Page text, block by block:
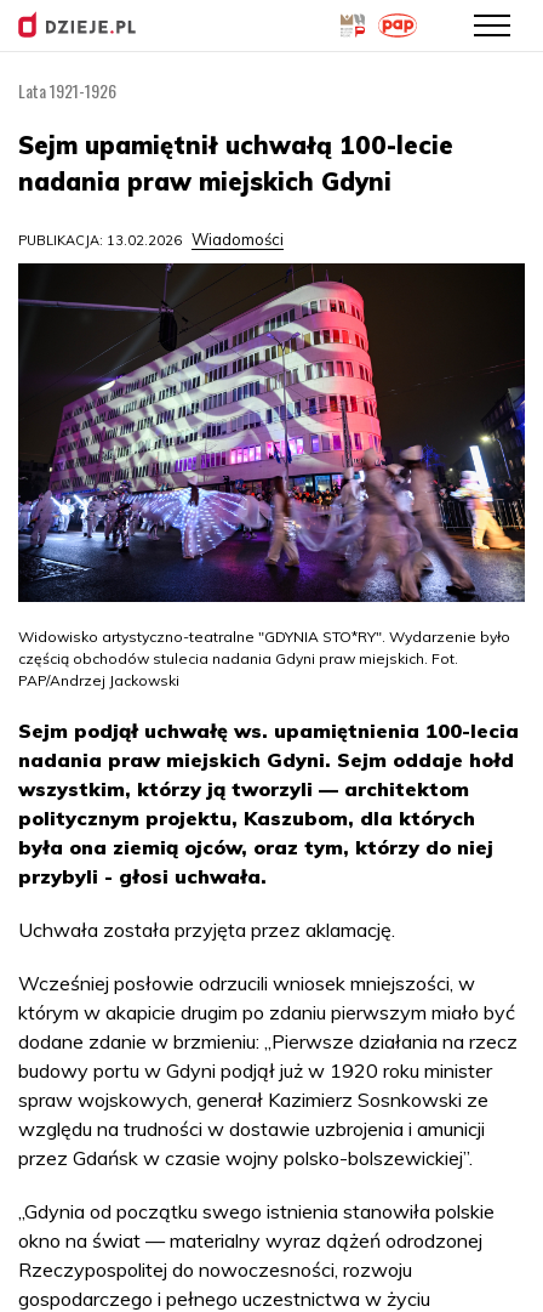
treści
Lata 1921-1926
Sejm upamiętnił uchwałą 100-lecie
nadania praw miejskich Gdyni
PUBLIKACJA: 13.02.2026 Wiadomości
Widowisko artystyczno-teatralne "GDYNIA STO*RY". Wydarzenie było
częścią obchodów stulecia nadania Gdyni praw miejskich. Fot.
PAP/Andrzej Jackowski
Sejm podjął uchwałę ws. upamiętnienia 100-lecia
nadania praw miejskich Gdyni. Sejm oddaje hołd
wszystkim, którzy ją tworzyli — architektom
politycznym projektu, Kaszubom, dla których
była ona ziemią ojców, oraz tym, którzy do niej
przybyli - głosi uchwała.
Uchwała została przyjęta przez aklamację.
Wcześniej posłowie odrzucili wniosek mniejszości, w
którym w akapicie drugim po zdaniu pierwszym miało być
dodane zdanie w brzmieniu: „Pierwsze działania na rzecz
budowy portu w Gdyni podjął już w 1920 roku minister
spraw wojskowych, generał Kazimierz Sosnkowski ze
względu na trudności w dostawie uzbrojenia i amunicji
przez Gdańsk w czasie wojny polsko-bolszewickiej”.
„Gdynia od początku swego istnienia stanowiła polskie
okno na świat — materialny wyraz dążeń odrodzonej
Rzeczypospolitej do nowoczesności, rozwoju
gospodarczego i pełnego uczestnictwa w życiu